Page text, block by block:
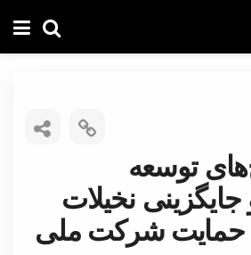
توسعه
نخیلات
حمایت شرکت ملی